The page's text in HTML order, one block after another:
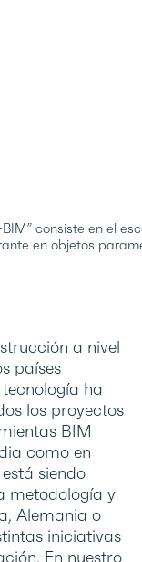
consiste en el
en objetos
a nivel
países
ha
los proyectos
BIM
como en
siendo
metodología y
Alemania o
iniciativas
En nuestro